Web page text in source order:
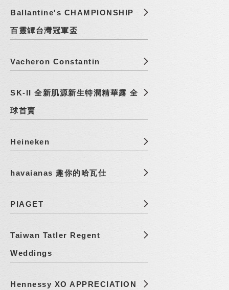
Ballantine's CHAMPIONSHIP
百靈罈台灣冠軍盃
Vacheron Constantin
SK-II 全新肌源新生特潤精華露 全
球首賣
Heineken
havaianas 趣你的哈瓦仕
PIAGET
Taiwan Tatler Regent
Weddings
Hennessy XO APPRECIATION